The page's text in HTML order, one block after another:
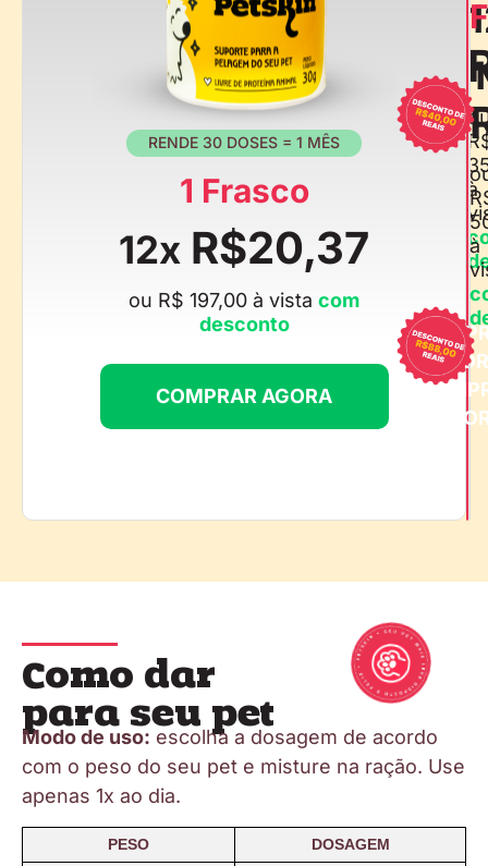
RENDE 30 DOSES = 1 MÊS
1 Frasco
12x R$20,37
ou R$ 197,00 à vista com
desconto
COMPRAR AGORA
à
à
Como dar
para seu pet
Modo de uso: escolha a dosagem de acordo
com o peso do seu pet e misture na ração. Use
apenas 1x ao dia.
PESO
DOSAGEM